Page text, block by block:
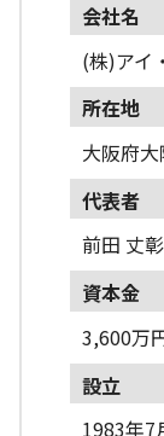
会社名
(株)アイ
所在地
大阪府
代表者
前田 丈彰
資本金
3,600万
設立
1983年7